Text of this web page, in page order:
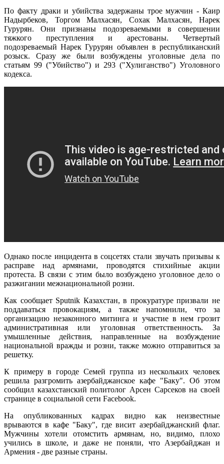
По факту драки и убийства задержаны трое мужчин - Каир
Надырбеков, Торгом Малхасян, Сохак Малхасян, Нарек
Гурурян. Они признаны подозреваемыми в совершении
тяжкого преступления и арестованы. Четвертый
подозреваемый Нарек Гурурян объявлен в республиканский
розыск. Сразу же были возбуждены уголовные дела по
статьям 99 ("Убийство") и 293 ("Хулиганство") Уголовного
кодекса.
Однако после инцидента в соцсетях стали звучать призывы к
расправе над армянами, проводятся стихийные акции
протеста. В связи с этим было возбуждено уголовное дело о
разжигании межнациональной розни.
Как сообщает Sputnik Казахстан, в прокуратуре призвали не
поддаваться провокациям, а также напомнили, что за
организацию незаконного митинга и участие в нем грозит
административная или уголовная ответственность. За
умышленные действия, направленные на возбуждение
национальной вражды и розни, также можно отправиться за
решетку.
К примеру в городе Семей группа из нескольких человек
решила разгромить азербайджанское кафе "Баку". Об этом
сообщил казахстанский политолог Арсен Сарсеков на своей
странице в социальной сети Facebook.
На опубликованных кадрах видно как неизвестные
врываются в кафе "Баку", где висит азербайджанский флаг.
Мужчины хотели отомстить армянам, но, видимо, плохо
учились в школе, и даже не поняли, что Азербайджан и
Армения - две разные страны.